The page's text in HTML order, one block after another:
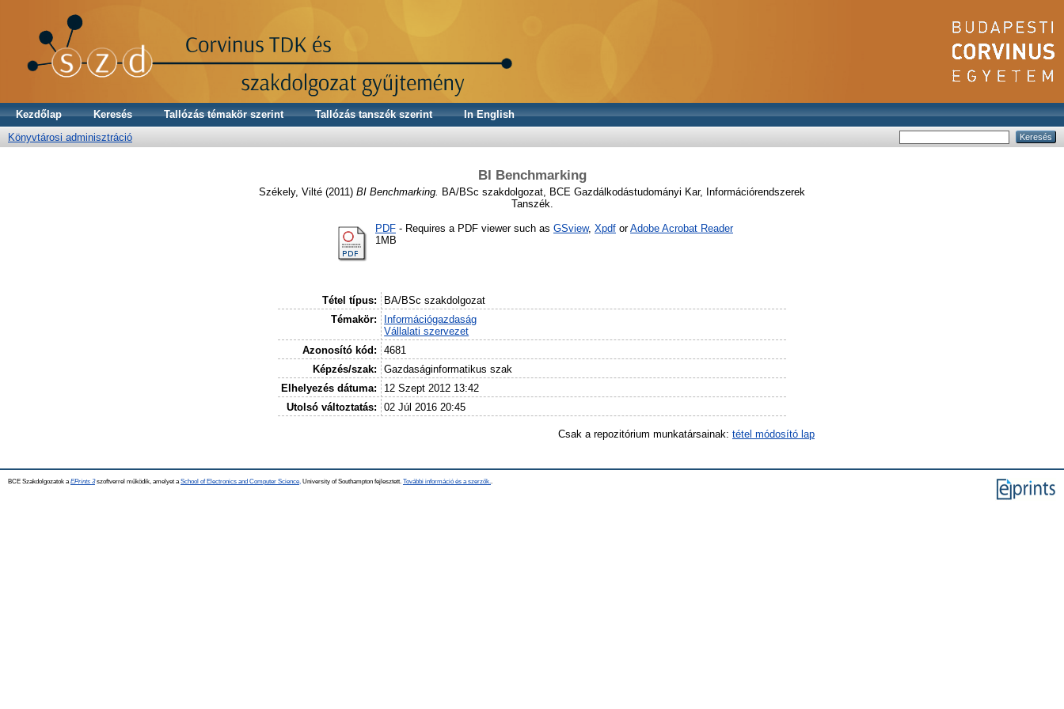
Kezdőlap Keresés Tallózás témakör szerint Tallózás tanszék szerint
In English
Könyvtárosi adminisztráció
BI Benchmarking
Székely, Vilté (2011) BI Benchmarking.
BA/BSc szakdolgozat, BCE Gazdálkodástudományi Kar, Információrendszerek
Tanszék.
PDF - Requires a PDF viewer such as GSview, Xpdf orAdobe Acrobat Reader
1MB
Tétel típus:
BA/BSc szakdolgozat
Témakör:
Információgazdaság
Vállalati szervezet
Azonosító kód:
4681
Képzés/szak:
Gazdaságinformatikus szak
Elhelyezés dátuma:
12 Szept 2012 13:42
Utolsó változtatás:
02 Júl 2016 20:45
Csak a repozitórium munkatársainak: tétel módosító lap
BCE Szakdolgozatok a EPrints 3szoftverrel működik, amelyet a School of Electronics and Computer Science, University of Southampton fejlesztett. További információ és a szerzők.